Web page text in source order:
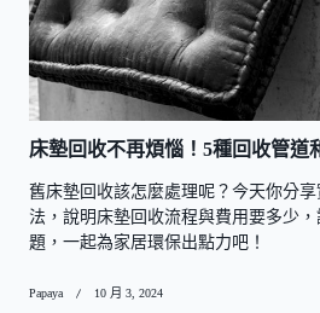
床墊回收不再煩惱！5種回收管道
舊床墊回收該怎麼處理呢？今天你分
法，說明床墊回收流程與費用要多少
題，一起為家居環保出點力吧！
Papaya 10 月 3, 2024